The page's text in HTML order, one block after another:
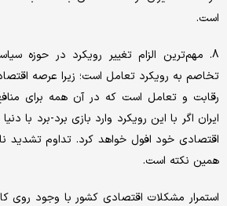
است.
8. مهم‌ترین الزام تغییر رویکرد در حوزه
تخاصم به رویکرد تعامل است؛ زیرا عرصه
رقابت و تعامل است که در آن همه برای
ایران اگر با این رویکرد وارد بازی برد-برد با
اقتصادی خود افول خواهد کرد. تداوم تشدید
همین نکته است.
استمرار مشکلات اقتصادی کشور با وجود روی